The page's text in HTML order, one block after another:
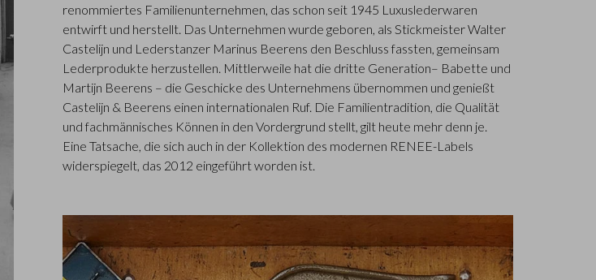
renommiertes Familienunternehmen, das schon seit 1945 Luxuslederwaren
entwirft und herstellt. Das Unternehmen wurde geboren, als Stickmeister Walter
Castelijn und Lederstanzer Marinus Beerens den Beschluss fassten, gemeinsam
Lederprodukte herzustellen. Mittlerweile hat die dritte Generation– Babette und
Martijn Beerens – die Geschicke des Unternehmens übernommen und genießt
Castelijn & Beerens einen internationalen Ruf. Die Familientradition, die Qualität
und fachmännisches Können in den Vordergrund stellt, gilt heute mehr denn je.
Eine Tatsache, die sich auch in der Kollektion des modernen RENEE-Labels
widerspiegelt, das 2012 eingeführt worden ist.